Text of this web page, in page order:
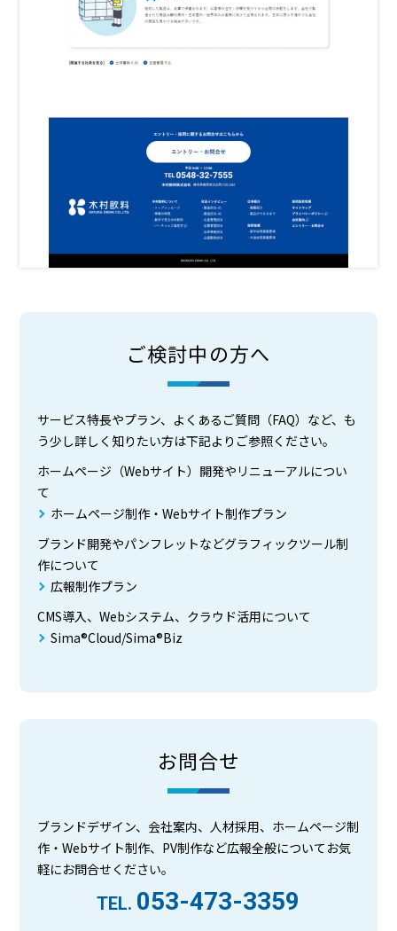
ご検討中の方へ
サービス特長やプラン、よくあるご質問（FAQ）など、も
う少し詳しく知りたい方は下記よりご参照ください。
ホームページ（Webサイト）開発やリニューアルについ
て
ホームページ制作・Webサイト制作プラン
ブランド開発やパンフレットなどグラフィックツール制
作について
広報制作プラン
CMS導入、Webシステム、クラウド活用について
Sima®Cloud/Sima®Biz
お問合せ
ブランドデザイン、会社案内、人材採用、ホームページ制
作・Webサイト制作、PV制作など広報全般についてお気
軽にお問合せください。
TEL. 053-473-3359